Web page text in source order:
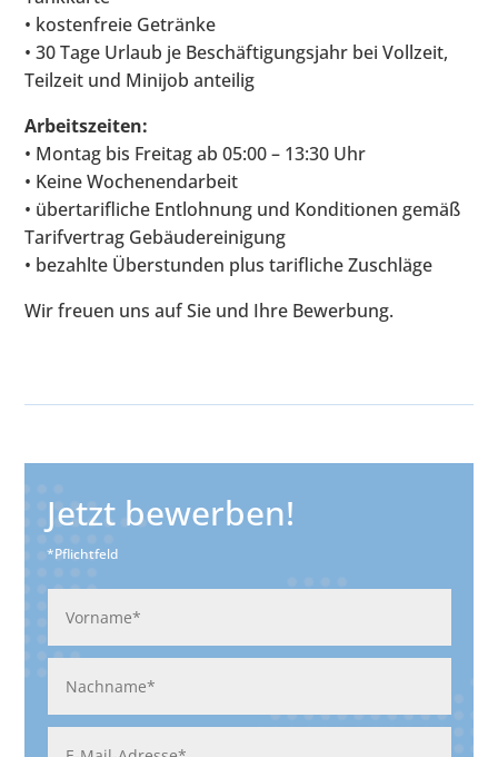
• kostenfreie Getränke
• 30 Tage Urlaub je Beschäftigungsjahr bei Vollzeit,
Teilzeit und Minijob anteilig
Arbeitszeiten:
• Montag bis Freitag ab 05:00 – 13:30 Uhr
• Keine Wochenendarbeit
• übertarifliche Entlohnung und Konditionen gemäß
Tarifvertrag Gebäudereinigung
• bezahlte Überstunden plus tarifliche Zuschläge
Wir freuen uns auf Sie und Ihre Bewerbung.
Jetzt bewerben!
*Pflichtfeld